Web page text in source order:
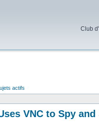
Club
actifs
VNC to Spy